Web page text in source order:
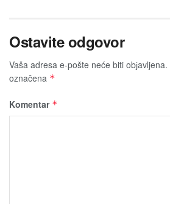
Ostavite odgovor
Vaša adresa e-pošte neće biti obјavljena.
označena *
Komentar *